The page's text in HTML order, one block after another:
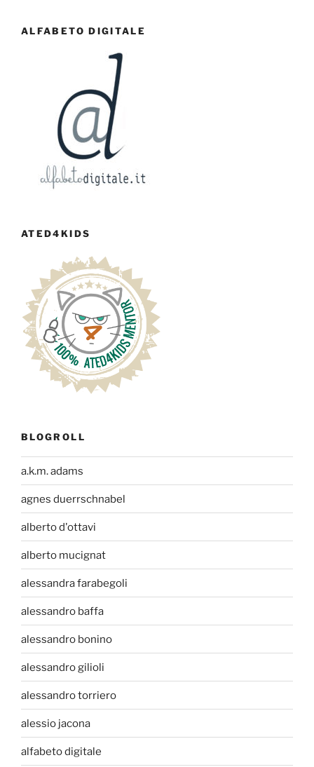
ALFABETO DIGITALE
ATED4KIDS
BLOGROLL
a.k.m. adams
agnes duerrschnabel
alberto d'ottavi
alberto mucignat
alessandra farabegoli
alessandro baffa
alessandro bonino
alessandro gilioli
alessandro torriero
alessio jacona
alfabeto digitale